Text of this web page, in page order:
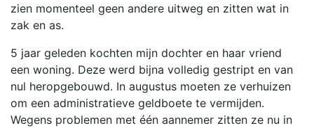
zien momenteel geen andere uitweg en zitten wat in
zak en as.
5 jaar geleden kochten mijn dochter en haar vriend
een woning. Deze werd bijna volledig gestript en van
nul heropgebouwd. In augustus moeten ze verhuizen
om een administratieve geldboete te vermijden.
Wegens problemen met één aannemer zitten ze nu in